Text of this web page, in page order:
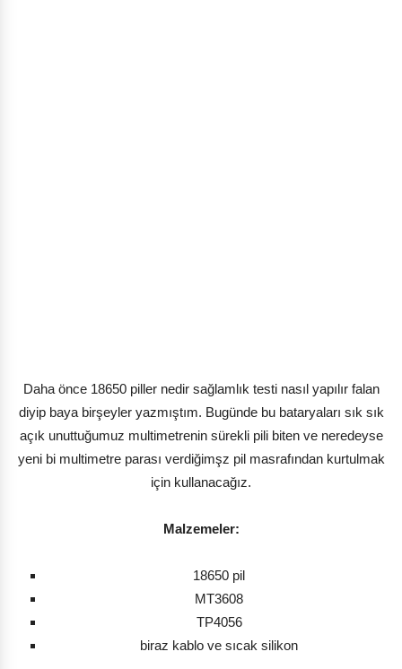
Daha önce 18650 piller nedir sağlamlık testi nasıl yapılır falan
diyip baya birşeyler yazmıştım. Bugünde bu bataryaları sık sık
açık unuttuğumuz multimetrenin sürekli pili biten ve neredeyse
yeni bi multimetre parası verdiğimşz pil masrafından kurtulmak
için kullanacağız.
Malzemeler:
18650 pil
MT3608
TP4056
biraz kablo ve sıcak silikon